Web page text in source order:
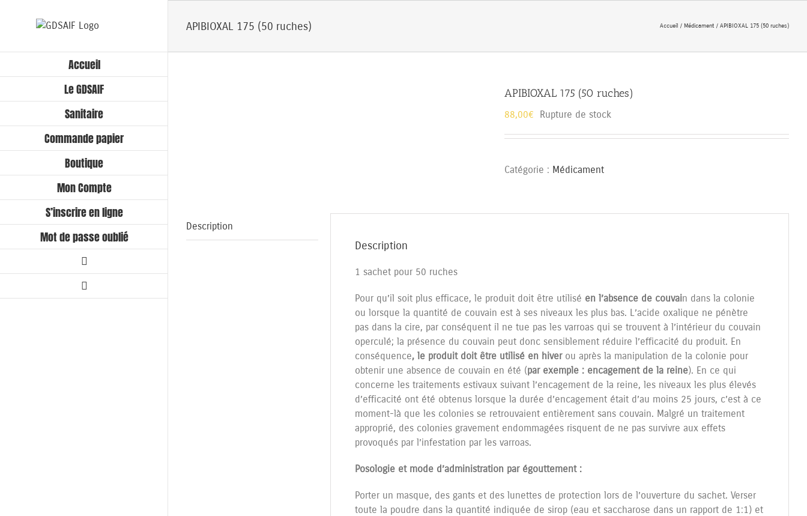
Accueil
Le GDSAIF
Sanitaire
Commande papier
Boutique
Mon Compte
S’inscrire en ligne
Mot de passe oublié
APIBIOXAL 175 (50 ruches) Accueil Médicament APIBIOXAL 175 (50 ruches)
APIBIOXAL 175 (50 ruches)
88,00€ Rupture de stock
Catégorie : Médicament
Description
Description
1 sachet pour 50 ruches
Pour qu’il soit plus efficace, le produit doit être utilisé en l’absence de couvain dans la colonie
ou lorsque la quantité de couvain est à ses niveaux les plus bas. L’acide oxalique ne pénètre
pas dans la cire, par conséquent il ne tue pas les varroas qui se trouvent à l’intérieur du couvain
operculé; la présence du couvain peut donc sensiblement réduire l’efficacité du produit. En
conséquence, le produit doit être utilisé en hiverou après la manipulation de la colonie pour
obtenir une absence de couvain en été (par exemple : encagement de la reine). En ce qui
concerne les traitements estivaux suivant l’encagement de la reine, les niveaux les plus élevés
d’efficacité ont été obtenus lorsque la durée d’encagement était d’au moins 25 jours, c’est à ce
moment-là que les colonies se retrouvaient entièrement sans couvain. Malgré un traitement
approprié, des colonies gravement endommagées risquent de ne pas survivre aux effets
provoqués par l’infestation par les varroas.
Posologie et mode d’administration par égouttement :
Porter un masque, des gants et des lunettes de protection lors de l’ouverture du sachet. Verser
toute la poudre dans la quantité indiquée de sirop (eau et saccharose dans un rapport de 1:1) et